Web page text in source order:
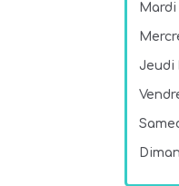
Mardi
Jeudi